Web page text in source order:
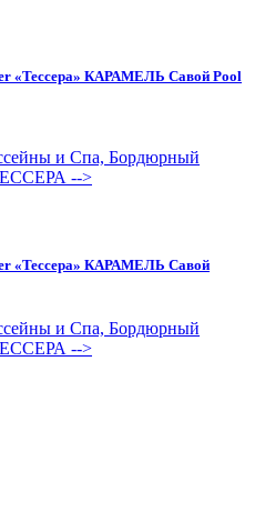
«Тессера» КАРАМЕЛЬ Савой Pool
и Спа, Бордюрный
-->
«Тессера» КАРАМЕЛЬ Савой
и Спа, Бордюрный
-->